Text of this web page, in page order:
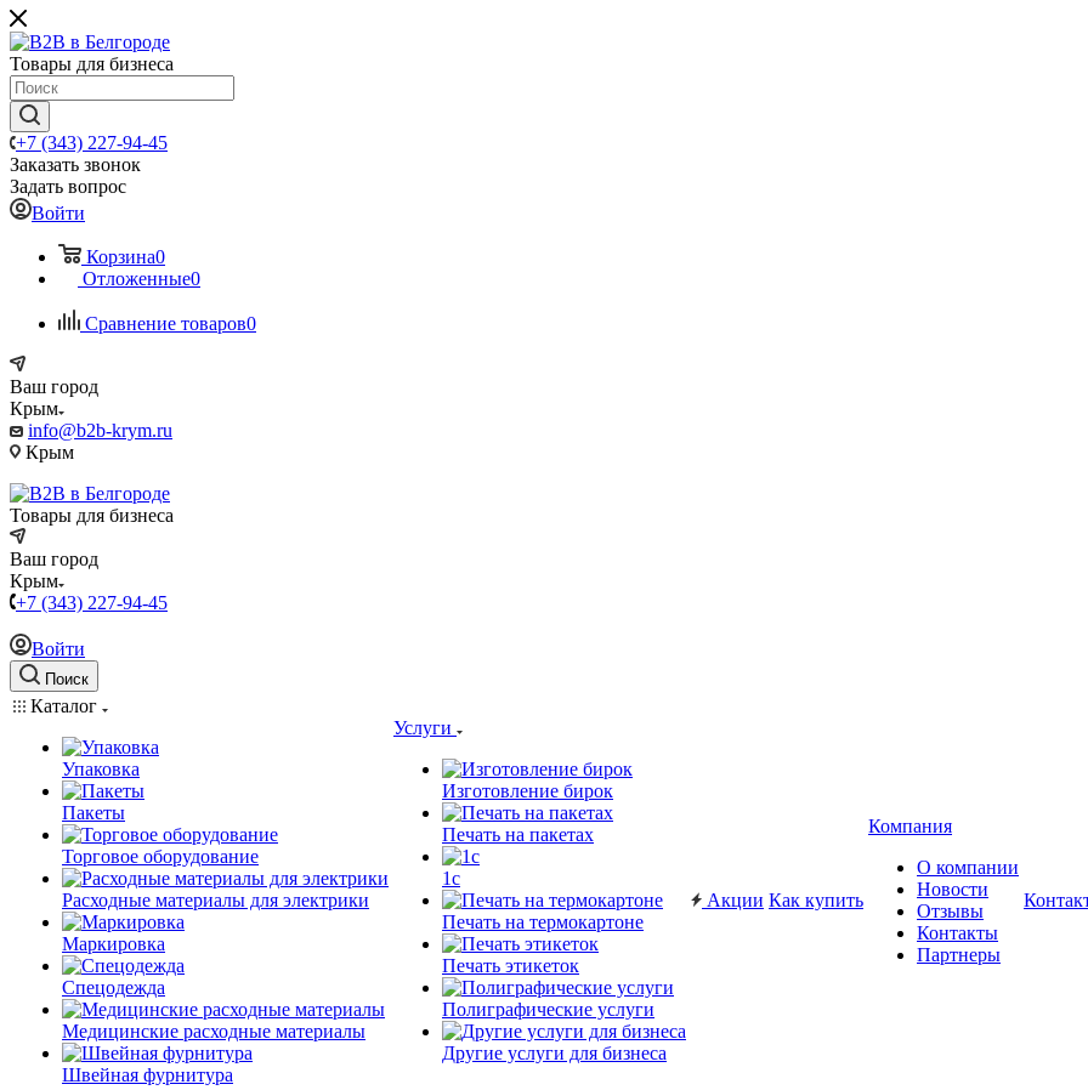
Товары для бизнеса
+7 (343) 227-94-45
Заказать звонок
Задать вопрос
Войти
Корзина0
Отложенные0
Сравнение товаров0
Ваш город
Крым
info@b2b-krym.ru
Крым
Товары для бизнеса
Ваш город
Крым
+7 (343) 227-94-45
Войти
Поиск
Каталог
Упаковка
Пакеты
Торговое оборудование
Расходные материалы для электрики
Маркировка
Спецодежда
Медицинские расходные материалы
Швейная фурнитура
Услуги
Изготовление бирок
Печать на пакетах
1c
Печать на термокартоне
Печать этикеток
Полиграфические услуги
Другие услуги для бизнеса
Акции Как купить
Компания
О компании
Новости
Отзывы
Контакты
Партнеры